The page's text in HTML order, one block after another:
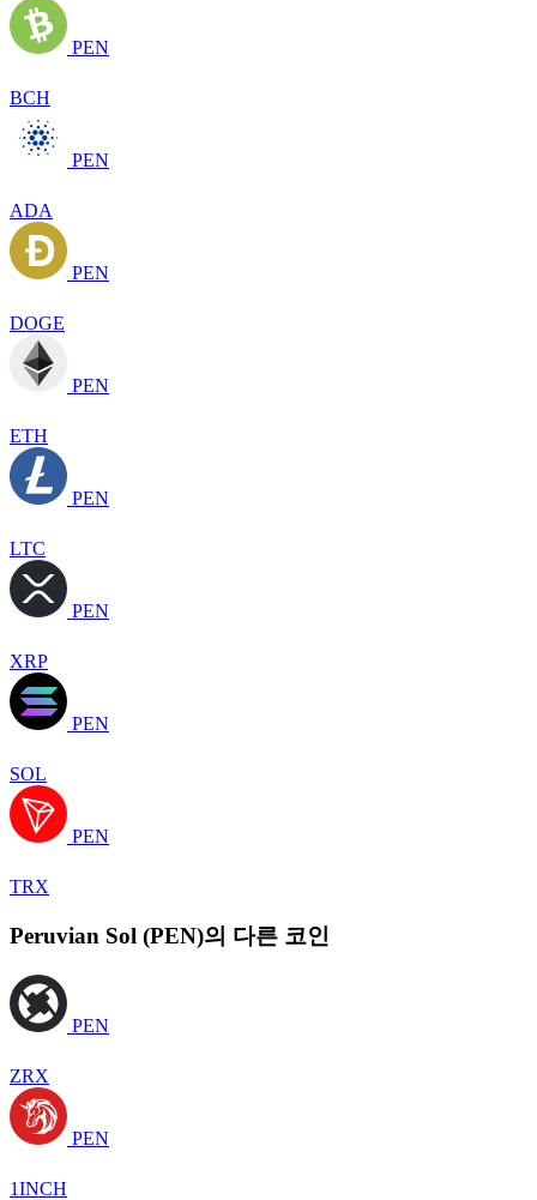
PEN
BCH
PEN
ADA
PEN
DOGE
PEN
ETH
PEN
LTC
PEN
XRP
PEN
SOL
PEN
TRX
Peruvian Sol (PEN)의 다른 코인
PEN
ZRX
PEN
1INCH